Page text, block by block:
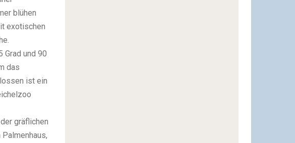
blühen
exotischen
und 90
das
ist ein
gräflichen